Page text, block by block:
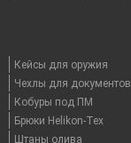
Кейсы для оружия
Чехлы для документов
Кобуры под ПМ
Брюки Helikon-Tex
Штаны олива